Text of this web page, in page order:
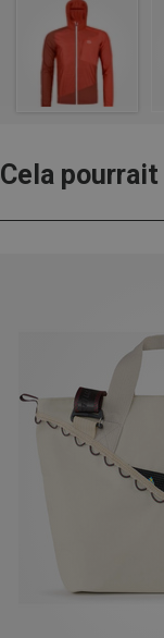
Cela